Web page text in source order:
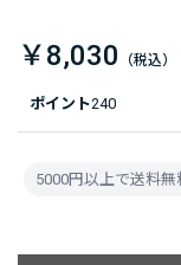
ポイント240
￥8,030
5000円以上で送料無